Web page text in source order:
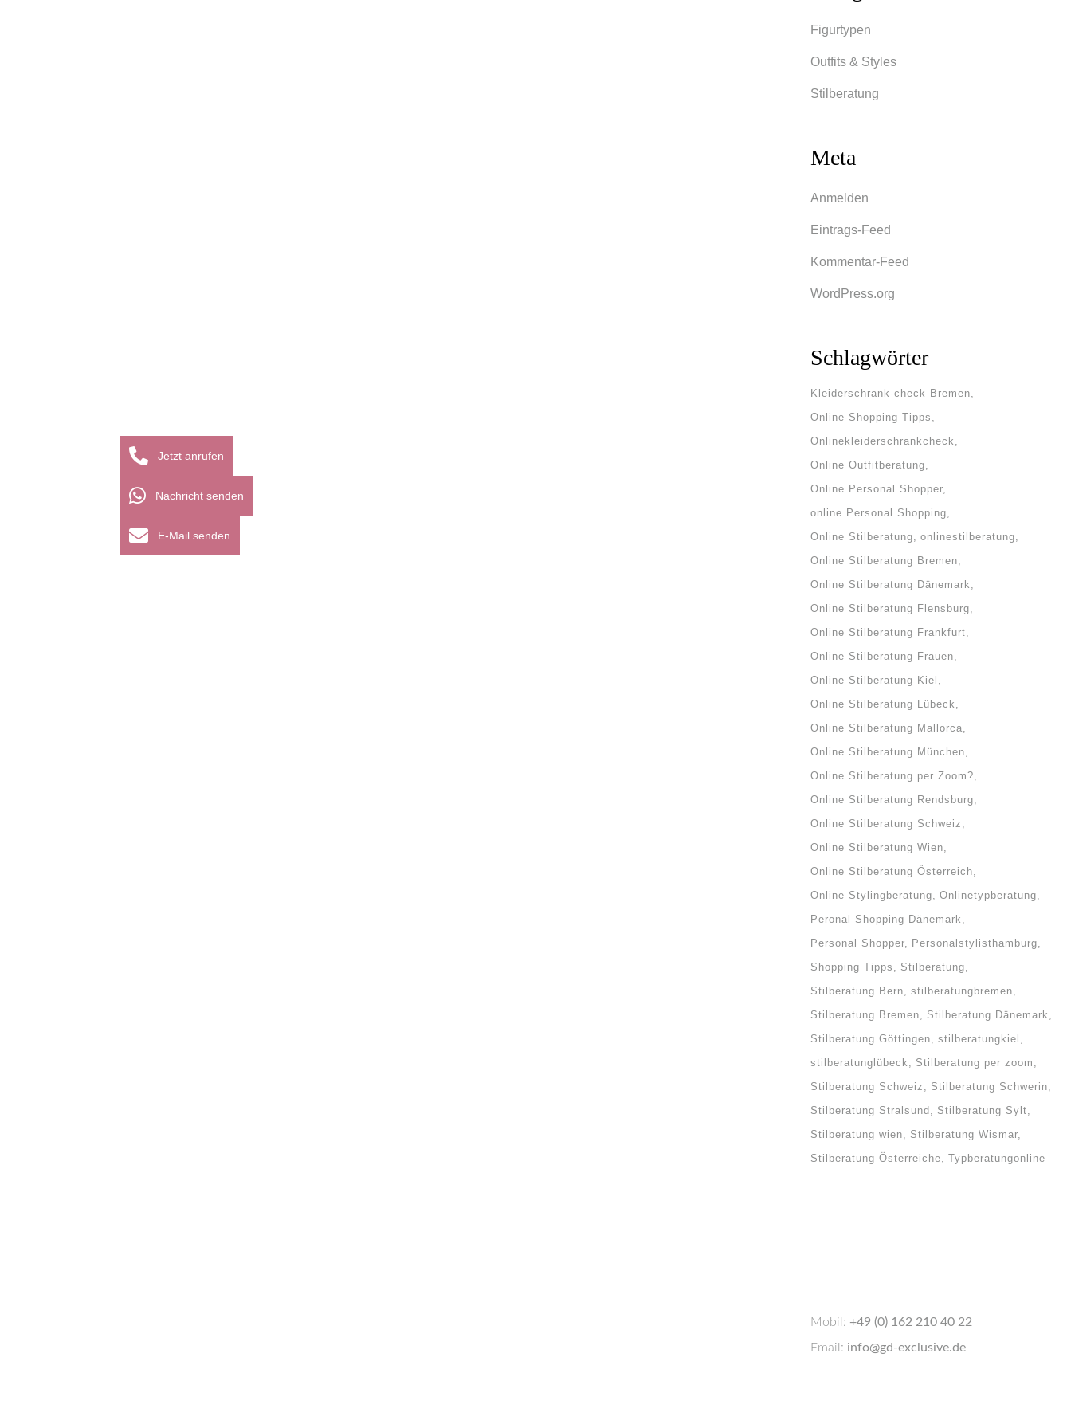
Figurtypen
Outfits & Styles
Stilberatung
Meta
Anmelden
Eintrags-Feed
Kommentar-Feed
WordPress.org
Schlagwörter
Kleiderschrank-check Bremen
Online-Shopping Tipps
Onlinekleiderschrankcheck
Online Outfitberatung
Online Personal Shopper
online Personal Shopping
Online Stilberatung
onlinestilberatung
Online Stilberatung Bremen
Online Stilberatung Dänemark
Online Stilberatung Flensburg
Online Stilberatung Frankfurt
Online Stilberatung Frauen
Online Stilberatung Kiel
Online Stilberatung Lübeck
Online Stilberatung Mallorca
Online Stilberatung München
Online Stilberatung per Zoom?
Online Stilberatung Rendsburg
Online Stilberatung Schweiz
Online Stilberatung Wien
Online Stilberatung Österreich
Online Stylingberatung
Onlinetypberatung
Peronal Shopping Dänemark
Personal Shopper
Personalstylisthamburg
Shopping Tipps
Stilberatung
Stilberatung Bern
stilberatungbremen
Stilberatung Bremen
Stilberatung Dänemark
Stilberatung Göttingen
stilberatungkiel
stilberatunglübeck
Stilberatung per zoom
Stilberatung Schweiz
Stilberatung Schwerin
Stilberatung Stralsund
Stilberatung Sylt
Stilberatung wien
Stilberatung Wismar
Stilberatung Österreiche
Typberatungonline
Mobil: +49 (0) 162 210 40 22
Email: info@gd-exclusive.de
Jetzt anrufen
Nachricht senden
E-Mail senden